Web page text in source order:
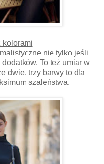
kolorami
nie tylko jeśli
To też umiar w
dwie, trzy barwy to dla
szaleństwa.